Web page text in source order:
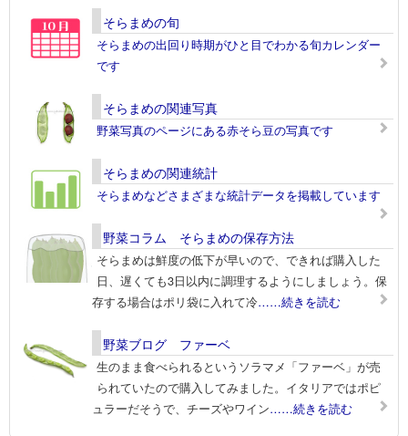
そらまめの旬
そらまめの出回り時期がひと目でわかる旬カレンダー
です
そらまめの関連写真
野菜写真のページにある赤そら豆の写真です
そらまめの関連統計
そらまめなどさまざまな統計データを掲載しています
野菜コラム そらまめの保存方法
そらまめは鮮度の低下が早いので、できれば購入した
日、遅くても3日以内に調理するようにしましょう。保
存する場合はポリ袋に入れて冷……続きを読む
野菜ブログ ファーベ
生のまま食べられるというソラマメ「ファーベ」が売
られていたので購入してみました。イタリアではポピ
ュラーだそうで、チーズやワイン……続きを読む